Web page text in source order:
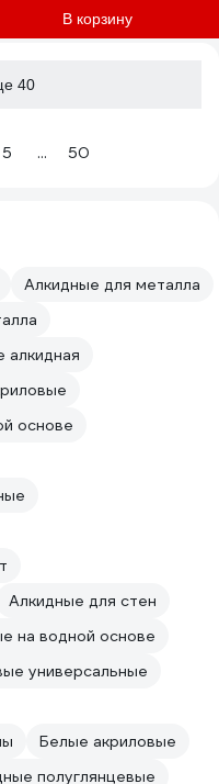
В корзину
40
5 ... 50
Алкидные для металла
алкидная
основе
Алкидные для стен
на водной основе
универсальные
Белые акриловые
полуглянцевые